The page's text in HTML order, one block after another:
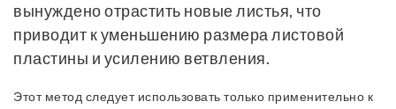
вынуждено отрастить новые листья, что
приводит к уменьшению размера листовой
пластины и усилению ветвления.
Этот метод следует использовать только применительно к